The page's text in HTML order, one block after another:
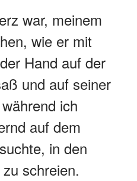
war, meinem
wie er mit
Hand auf der
und auf seiner
ich
auf dem
in den
schreien.